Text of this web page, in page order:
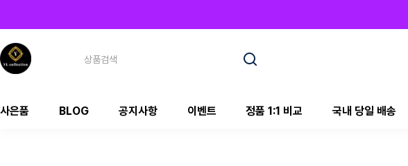
사은품 BLOG 공지사항 이벤트 정품 1:1 비교 국내 당일 배송